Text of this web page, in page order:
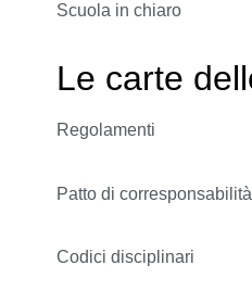
Scuola in chiaro
Le carte
Regolamenti
Patto di corresponsabilità
Codici disciplinari